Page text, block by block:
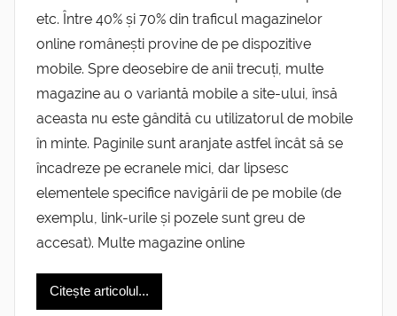
etc. Între 40% și 70% din traficul magazinelor
online românești provine de pe dispozitive
mobile. Spre deosebire de anii trecuți, multe
magazine au o variantă mobile a site-ului, însă
aceasta nu este gândită cu utilizatorul de mobile
în minte. Paginile sunt aranjate astfel încât să se
încadreze pe ecranele mici, dar lipsesc
elementele specifice navigării de pe mobile (de
exemplu, link-urile și pozele sunt greu de
accesat). Multe magazine online
Citește articolul...